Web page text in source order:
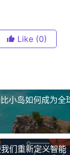
Like (0)
小岛如何成为全
们重新定义智能‌